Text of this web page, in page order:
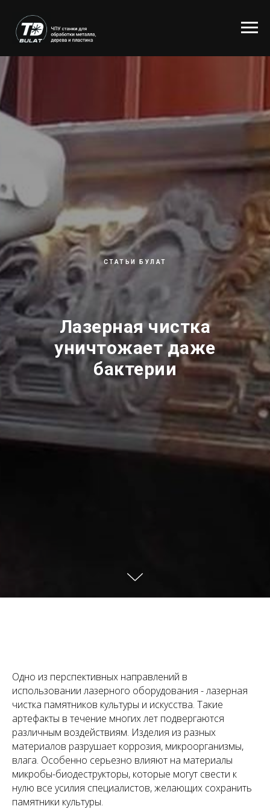
СТАТЬИ БУЛАТ
Лазерная чистка
уничтожает даже
бактерии
Одно из перспективных направлений в
использовании лазерного оборудования - лазерная
чистка памятников культуры и искусства. Такие
артефакты в течение многих лет подвергаются
различным воздействиям. Изделия из разных
материалов разрушает коррозия, микроорганизмы,
влага. Особенно серьезно влияют на материалы
микробы-биодеструкторы, которые могут свести к
нулю все усилия специалистов, желающих сохранить
памятники культуры.